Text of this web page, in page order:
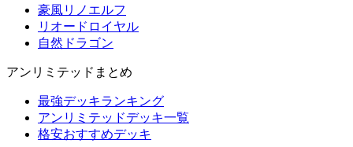
豪風リノエルフ
リオードロイヤル
自然ドラゴン
アンリミテッドまとめ
最強デッキランキング
アンリミテッドデッキ一覧
格安おすすめデッキ